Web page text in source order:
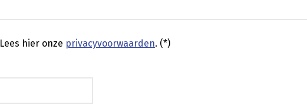
Lees hier onze privacyvoorwaarden. (*)